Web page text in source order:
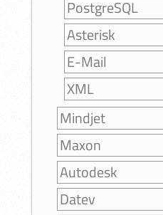
PostgreSQL
Asterisk
E-Mail
XML
Mindjet
Maxon
Autodesk
Datev